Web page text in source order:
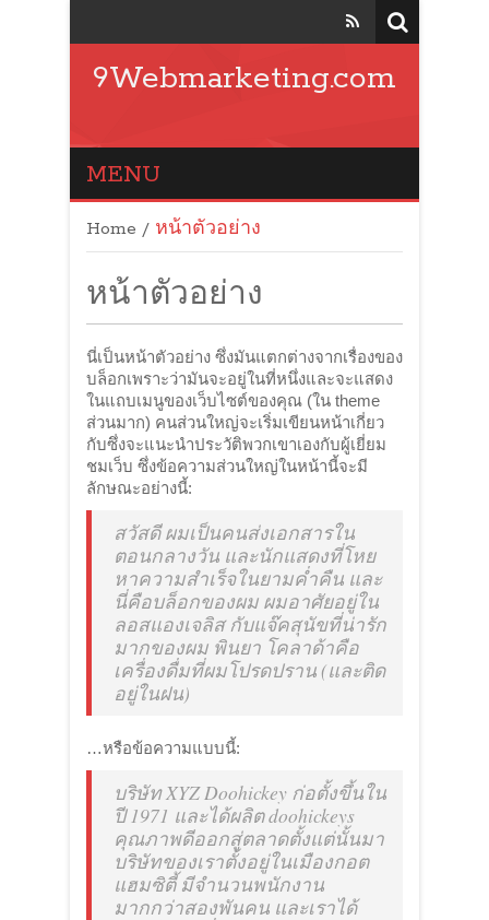
9Webmarketing.com
MENU
Home / หน้าตัวอย่าง
หน้าตัวอย่าง
นี่เป็นหน้าตัวอย่าง ซึ่งมันแตกต่างจากเรื่องของ
บล็อกเพราะว่ามันจะอยู่ในที่หนึ่งและจะแสดง
ในแถบเมนูของเว็บไซต์ของคุณ (ใน theme
ส่วนมาก) คนส่วนใหญ่จะเริ่มเขียนหน้าเกี่ยว
กับซึ่งจะแนะนำประวัติพวกเขาเองกับผู้เยี่ยม
ชมเว็บ ซึ่งข้อความส่วนใหญ่ในหน้านี้จะมี
ลักษณะอย่างนี้:
สวัสดี ผมเป็นคนส่งเอกสารใน
ตอนกลางวัน และนักแสดงที่โหย
หาความสำเร็จในยามค่ำคืน และ
นี่คือบล็อกของผม ผมอาศัยอยู่ใน
ลอสแองเจลิส กับแจ๊คสุนัขที่น่ารัก
มากของผม พินยา โคลาด้าคือ
เครื่องดื่มที่ผมโปรดปราน (และติด
อยู่ในฝน)
…หรือข้อความแบบนี้:
บริษัท XYZ Doohickey ก่อตั้งขึ้นใน
ปี 1971 และได้ผลิต doohickeys
คุณภาพดีออกสู่ตลาดตั้งแต่นั้นมา
บริษัทของเราตั้งอยู่ในเมืองกอต
แฮมซิตี้ มีจำนวนพนักงาน
มากกว่าสองพันคน และเราได้